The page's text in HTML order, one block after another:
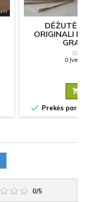
DĖŽUTĖ
ORIGINALI
0

 Prekės
0/5